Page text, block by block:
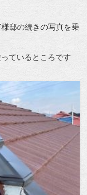
邸の続きの写真を乗
ているところです